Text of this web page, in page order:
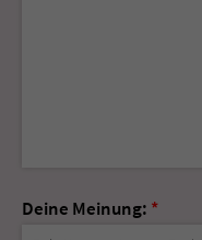
Deine Meinung: *